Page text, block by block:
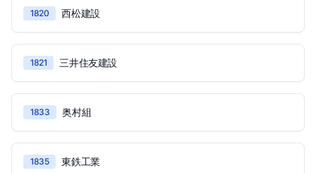
1820 西松建設
1821 三井住友建設
1833 奥村組
1835 東鉄工業